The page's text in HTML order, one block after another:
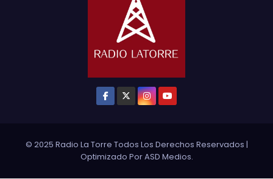
© 2025 Radio La Torre Todos Los Derechos Reservados |
Optimizado PorASD Medios.